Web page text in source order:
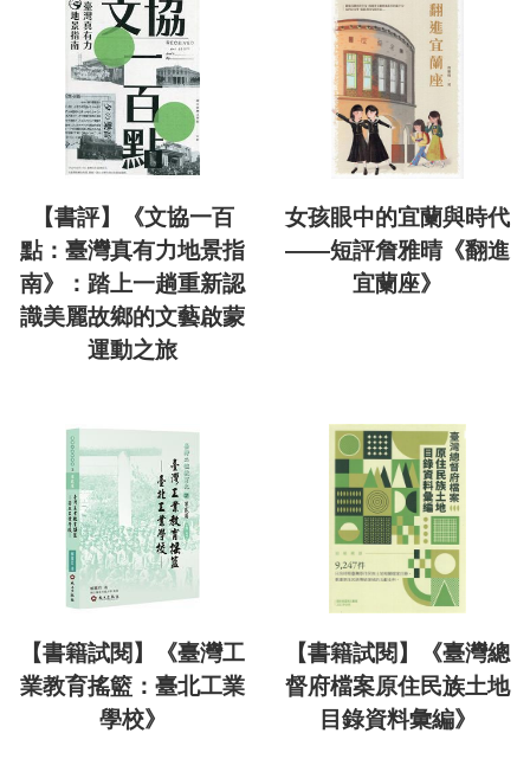
【書評】《文協一百
點：臺灣真有力地景指
南》：踏上一趟重新認
識美麗故鄉的文藝啟蒙
運動之旅
女孩眼中的宜蘭與時代
——短評詹雅晴《翻進
宜蘭座》
【書籍試閱】《臺灣工
業教育搖籃：臺北工業
學校》
【書籍試閱】《臺灣總
督府檔案原住民族土地
目錄資料彙編》